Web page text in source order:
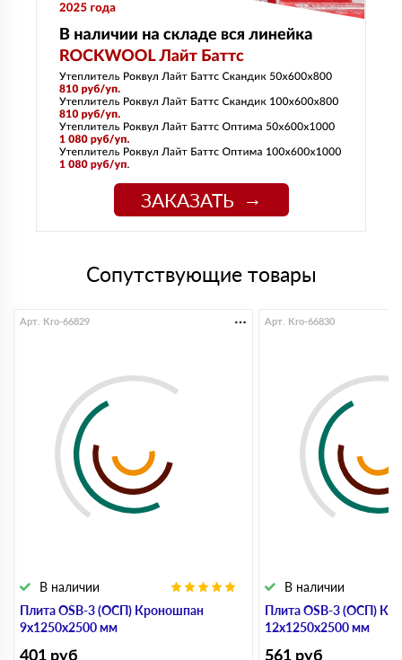
ЗАКАЗАТЬ
Сопутствующие товары
Плита OSB-3 (ОСП) Кроношпан
9х1250х2500 мм
В наличии
Арт. Kro-66829
401 руб
Плита OSB-3 (ОСП)
12х1250х2500 мм
В наличии
Арт. Kro-66830
561 руб